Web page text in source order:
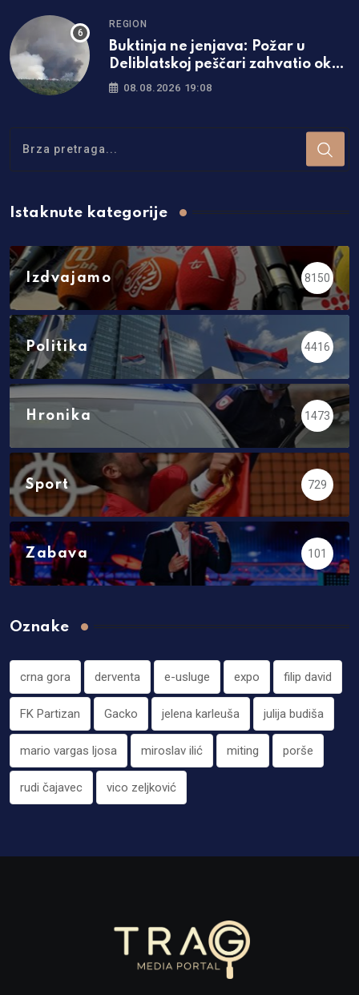
REGION
Buktinja ne jenjava: Požar u
Deliblatskoj peščari zahvatio oko
1.500 hektara šume i niskog
08.08.2026 19:08
Istaknute kategorije
Izdvajamo 8150
Politika 4416
Hronika 1473
Sport 729
Zabava 101
Oznake
crna gora derventa e-usluge expo filip david
FK Partizan Gacko jelena karleuša julija budiša
mario vargas ljosa miroslav ilić miting porše
rudi čajavec vico zeljković